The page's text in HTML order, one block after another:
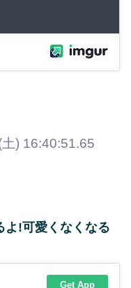
) 16:40:51.65
よ!可愛くなくなる